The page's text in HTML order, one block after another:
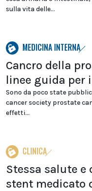
sulla vita delle...
MEDICINA INTERNA
Cancro della
linee guida per
Sono da poco state
cancer society prostate
effetti...
CLINICA
Stessa salute
stent medicato